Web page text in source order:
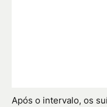
Após o intervalo, os